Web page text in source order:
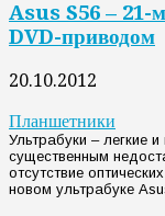
Asus S56 – 21-
DVD-приводом
20.10.2012
Планшетники
Ультрабуки – легкие
существенным
отсутствие
новом ультрабуке